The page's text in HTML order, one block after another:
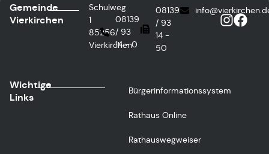
Gemeinde
Vierkirchen
Schulweg
1
85256
Vierkirchen
08139
/ 93
14 - 0
08139
/ 93
14 -
50
Wichtige
Links
Bürgerinformationssystem
Rathaus Online
Rathauswegweiser